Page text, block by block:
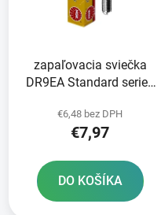
zapaľovacia sviečka
DR9EA Standard series
€6,48 bez DPH
€7,97
DO KOŠÍKA